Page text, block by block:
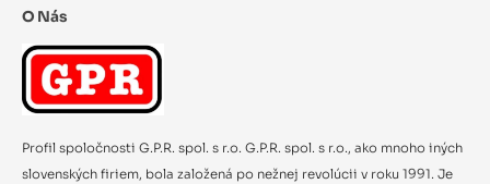
O Nás
Profil spoločnosti G.P.R. spol. s r.o. G.P.R. spol. s r.o., ako mnoho iných
slovenských firiem, bola založená po nežnej revolúcii v roku 1991. Je